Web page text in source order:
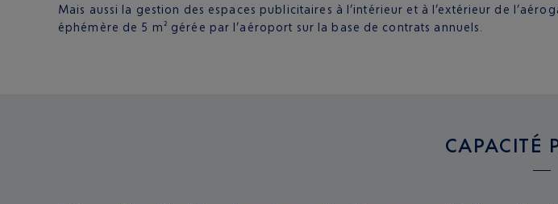
Mais aussi la gestion des espaces publicitaires à l’intérieur et à l’extérieur de
éphémère de 5 m² gérée par l’aéroport sur la base de contrats annuels.
CAPACITÉ